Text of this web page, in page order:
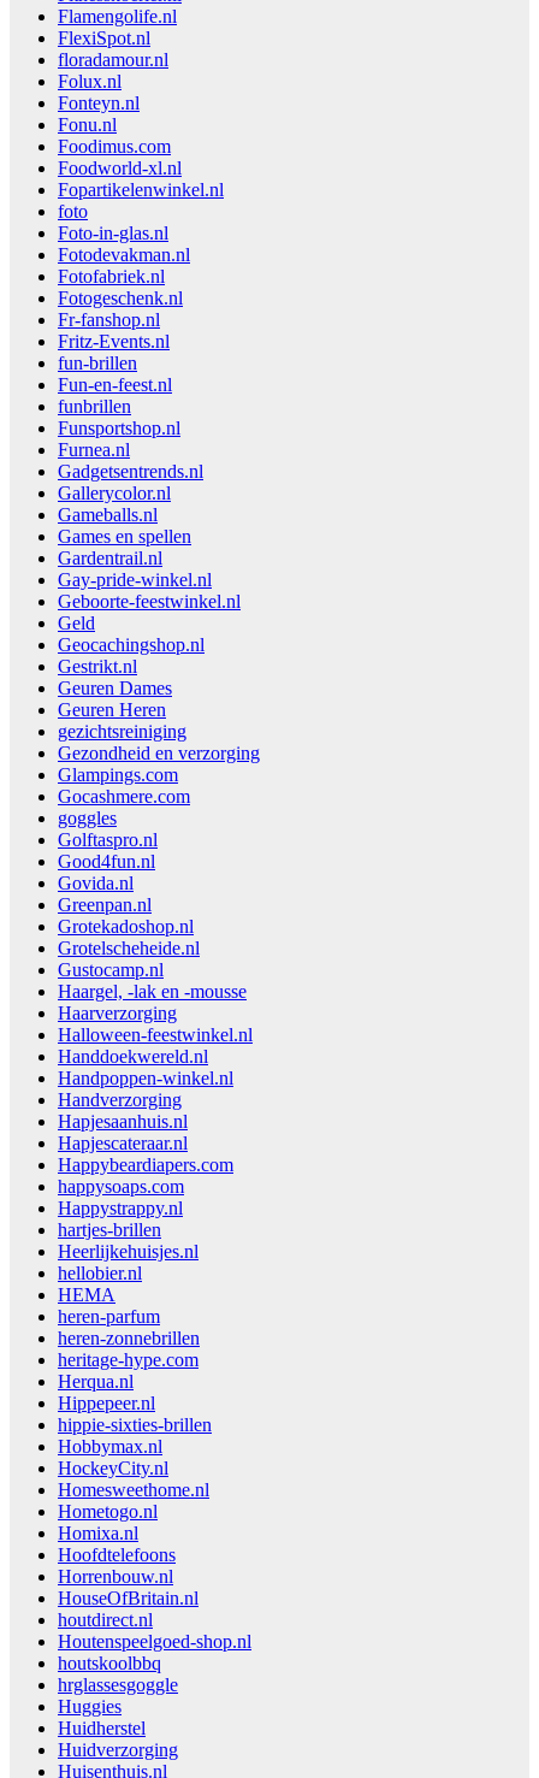
Flamengolife.nl
FlexiSpot.nl
floradamour.nl
Folux.nl
Fonteyn.nl
Fonu.nl
Foodimus.com
Foodworld-xl.nl
Fopartikelenwinkel.nl
foto
Foto-in-glas.nl
Fotodevakman.nl
Fotofabriek.nl
Fotogeschenk.nl
Fr-fanshop.nl
Fritz-Events.nl
fun-brillen
Fun-en-feest.nl
funbrillen
Funsportshop.nl
Furnea.nl
Gadgetsentrends.nl
Gallerycolor.nl
Gameballs.nl
Games en spellen
Gardentrail.nl
Gay-pride-winkel.nl
Geboorte-feestwinkel.nl
Geld
Geocachingshop.nl
Gestrikt.nl
Geuren Dames
Geuren Heren
gezichtsreiniging
Gezondheid en verzorging
Glampings.com
Gocashmere.com
goggles
Golftaspro.nl
Good4fun.nl
Govida.nl
Greenpan.nl
Grotekadoshop.nl
Grotelscheheide.nl
Gustocamp.nl
Haargel, -lak en -mousse
Haarverzorging
Halloween-feestwinkel.nl
Handdoekwereld.nl
Handpoppen-winkel.nl
Handverzorging
Hapjesaanhuis.nl
Hapjescateraar.nl
Happybeardiapers.com
happysoaps.com
Happystrappy.nl
hartjes-brillen
Heerlijkehuisjes.nl
hellobier.nl
HEMA
heren-parfum
heren-zonnebrillen
heritage-hype.com
Herqua.nl
Hippepeer.nl
hippie-sixties-brillen
Hobbymax.nl
HockeyCity.nl
Homesweethome.nl
Hometogo.nl
Homixa.nl
Hoofdtelefoons
Horrenbouw.nl
HouseOfBritain.nl
houtdirect.nl
Houtenspeelgoed-shop.nl
houtskoolbbq
hrglassesgoggle
Huggies
Huidherstel
Huidverzorging
Huisenthuis.nl